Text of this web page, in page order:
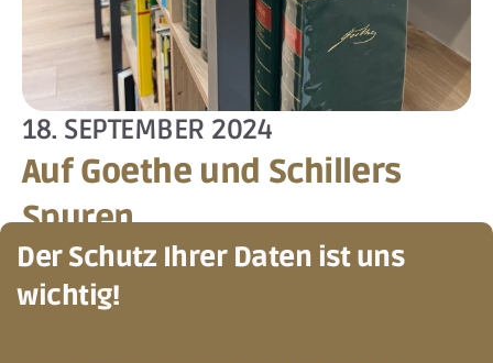
18. SEPTEMBER 2024
Auf Goethe und Schillers
Spuren
Neue Literatur-Klassiker gibt’s in der
TauschEcke zu entdecken. Der Ort für
nachhaltigen Austausch und Fundstelle für
Der Schutz Ihrer Daten ist uns
wichtig!